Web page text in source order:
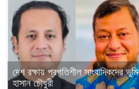
দেশ রক্ষায় প্রগতিশীল সাংবাদিকদের
হাসান চৌধুরী